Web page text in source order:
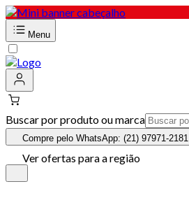
Menu
Buscar por produto ou marca
Compre pelo WhatsApp: (21) 97971-2181
Ver ofertas para a região